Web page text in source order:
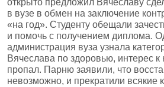
открыто предложил Вячеславу
в вузе в обмен на заключение
«на год». Студенту обещали
и помочь с получением диплома.
администрация вуза узнала
Вячеслава по здоровью, интерес
пропал. Парню заявили, что
невозможно, и прекратили всякие